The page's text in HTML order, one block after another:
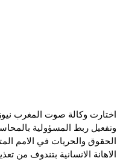
اختارت وكالة صوت المغرب
وتفعيل ربط المسؤولية
الحقوق والحريات في الامم
الاهانة الانسانية بتندوف من